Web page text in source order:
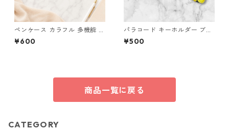
ペンケース カラフル 多機能 筆
箱 ファスナー6本 s9
¥600
パラコード キーホルダー ブル
ー イエロー 編み込み s32
¥500
商品一覧に戻る
CATEGORY